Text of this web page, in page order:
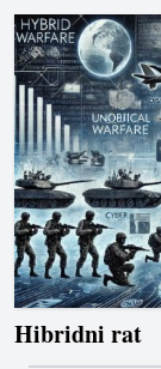
Hibridni rat